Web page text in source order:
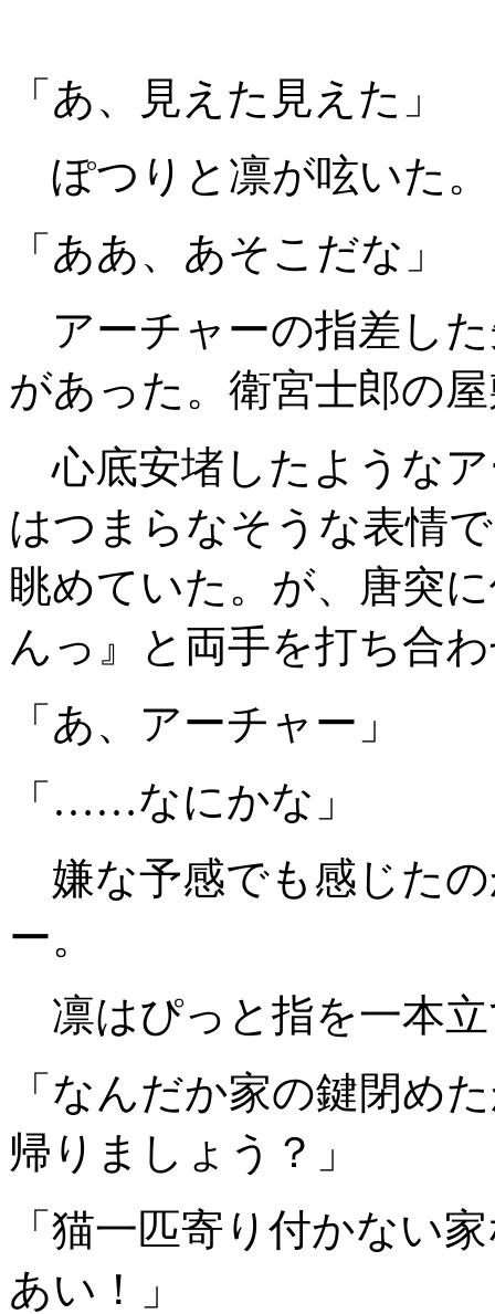
「あ、見えた見えた」
ぽつりと凛が呟いた。
「ああ、あそこだな」
アーチャーの指差し
があった。衛宮士郎の
心底安堵したような
はつまらなそうな表情
眺めていた。が、唐突
んっ』と両手を打ち合
「あ、アーチャー」
「……なにかな」
嫌な予感でも感じた
ー。
凛はぴっと指を一本
「なんだか家の鍵閉め
帰りましょう？」
「猫一匹寄り付かない
あい！」